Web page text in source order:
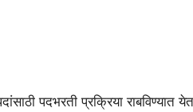
पदभरती प्रक्रिया